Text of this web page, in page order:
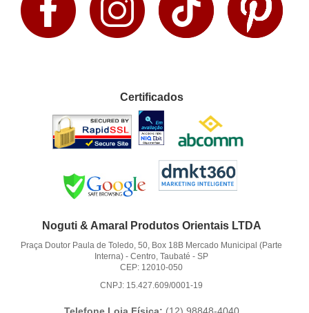
Certificados
Noguti & Amaral Produtos Orientais LTDA
Praça Doutor Paula de Toledo, 50, Box 18B Mercado Municipal (Parte
Interna) -Centro, Taubaté -SP
CEP: 12010-050
CNPJ: 15.427.609/0001-19